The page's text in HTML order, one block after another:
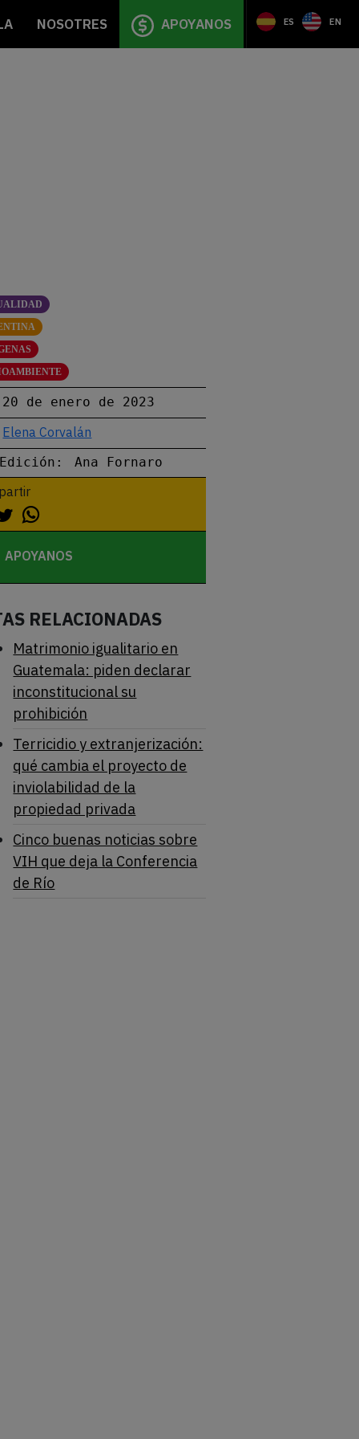
NOSOTRES APOYANOS ES EN
20 de enero de 2023
Elena Corvalán
Edición: Ana Fornaro
APOYANOS
RELACIONADAS
Matrimonio igualitario en
Guatemala: piden declarar
inconstitucional su
prohibición
Terricidio y extranjerización:
qué cambia el proyecto de
inviolabilidad de la
propiedad privada
Cinco buenas noticias sobre
VIH que deja la Conferencia
de Río